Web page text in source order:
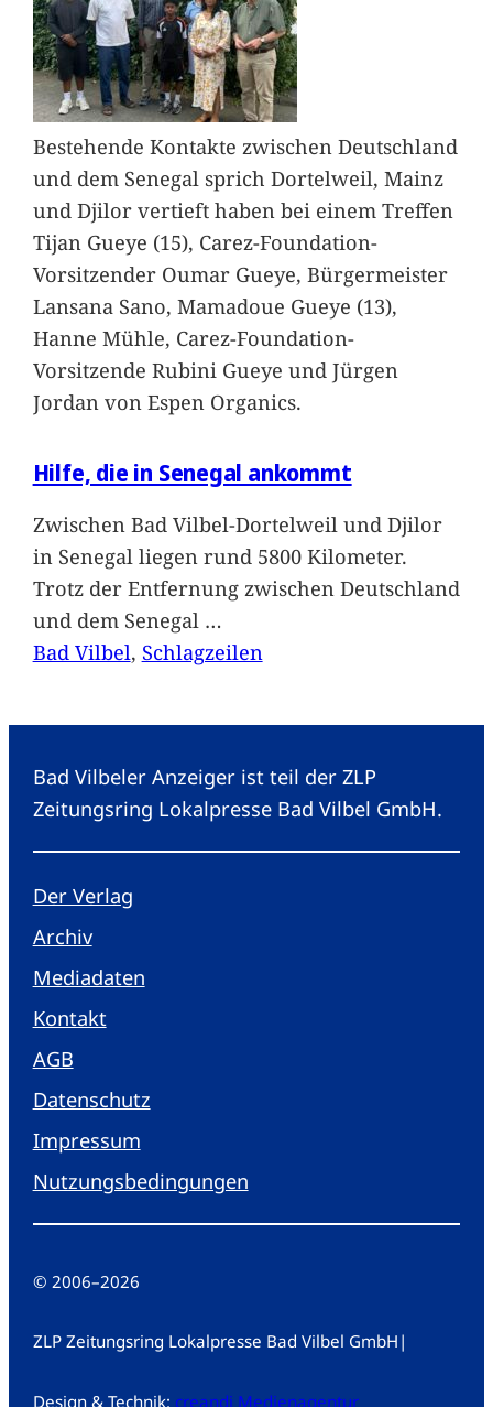
Bestehende Kontakte zwischen Deutschland
und dem Senegal sprich Dortelweil, Mainz
und Djilor vertieft haben bei einem Treffen
Tijan Gueye (15), Carez-Foundation-
Vorsitzender Oumar Gueye, Bürgermeister
Lansana Sano, Mamadoue Gueye (13),
Hanne Mühle, Carez-Foundation-
Vorsitzende Rubini Gueye und Jürgen
Jordan von Espen Organics.
Hilfe, die in Senegal ankommt
Zwischen Bad Vilbel-Dortelweil und Djilor
in Senegal liegen rund 5800 Kilometer.
Trotz der Entfernung zwischen Deutschland
und dem Senegal …
Bad Vilbel, Schlagzeilen
Bad Vilbeler Anzeiger ist teil der ZLP
Zeitungsring Lokalpresse Bad Vilbel GmbH.
Der Verlag
Archiv
Mediadaten
Kontakt
AGB
Datenschutz
Impressum
Nutzungsbedingungen
© 2006–2026
ZLP Zeitungsring Lokalpresse Bad Vilbel GmbH |
Design & Technik: creandi Medienagentur